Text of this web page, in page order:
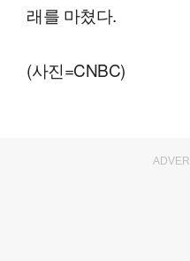
래를 마쳤다.
(사진=CNBC)